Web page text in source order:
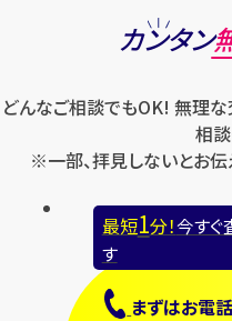
カンタン
どんなご相談でもOK! 無理
相談
※一部、拝見しないとお伝
最短1分！今すぐ
す
まずはお電